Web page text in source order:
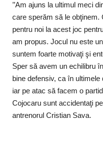
’’Am ajuns la ultimul meci
care sperăm să le obţinem.
pentru noi la acest joc
am propus. Jocul nu este
suntem foarte motivaţi şi
Sper să avem un echilibru
bine defensiv, ca în
iar pe atac să facem o
Cojocaru sunt accidentaţi
antrenorul Cristian Sava.